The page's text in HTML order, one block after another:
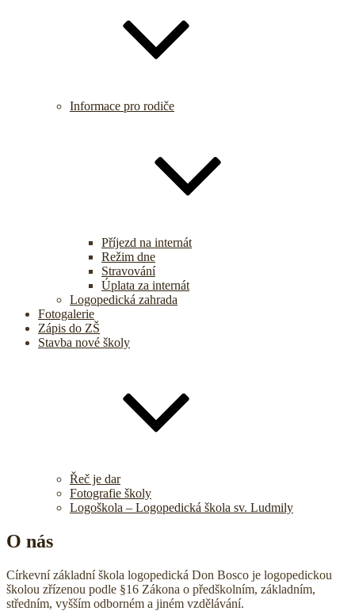
Informace pro rodiče
Příjezd na internát
Režim dne
Stravování
Úplata za internát
Logopedická zahrada
Fotogalerie
Zápis do ZŠ
Stavba nové školy
Řeč je dar
Fotografie školy
Logoškola – Logopedická škola sv. Ludmily
O nás
Církevní základní škola logopedická Don Bosco je logopedickou
školou zřízenou podle §16 Zákona o předškolním, základním,
středním, vyšším odborném a jiném vzdělávání.